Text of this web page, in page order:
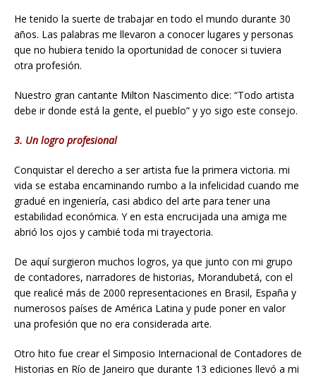
He tenido la suerte de trabajar en todo el mundo durante 30
años. Las palabras me llevaron a conocer lugares y personas
que no hubiera tenido la oportunidad de conocer si tuviera
otra profesión.
Nuestro gran cantante Milton Nascimento dice: “Todo artista
debe ir donde está la gente, el pueblo” y yo sigo este consejo.
3. Un logro profesional
Conquistar el derecho a ser artista fue la primera victoria. mi
vida se estaba encaminando rumbo a la infelicidad cuando me
gradué en ingeniería, casi abdico del arte para tener una
estabilidad económica. Y en esta encrucijada una amiga me
abrió los ojos y cambié toda mi trayectoria.
De aquí surgieron muchos logros, ya que junto con mi grupo
de contadores, narradores de historias, Morandubetá, con el
que realicé más de 2000 representaciones en Brasil, España y
numerosos países de América Latina y pude poner en valor
una profesión que no era considerada arte.
Otro hito fue crear el Simposio Internacional de Contadores de
Historias en Río de Janeiro que durante 13 ediciones llevó a mi